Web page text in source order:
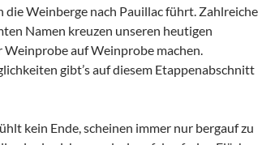
die Weinberge nach Pauillac führt. Zahlreiche
Namen kreuzen unseren heutigen
auf Weinprobe machen.
gibt’s auf diesem Etappenabschnitt
kein Ende, scheinen immer nur bergauf zu